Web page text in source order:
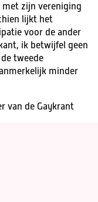
met zijn vereniging
lijkt het
voor de ander
ik betwijfel geen
tweede
minder
van de Gaykrant